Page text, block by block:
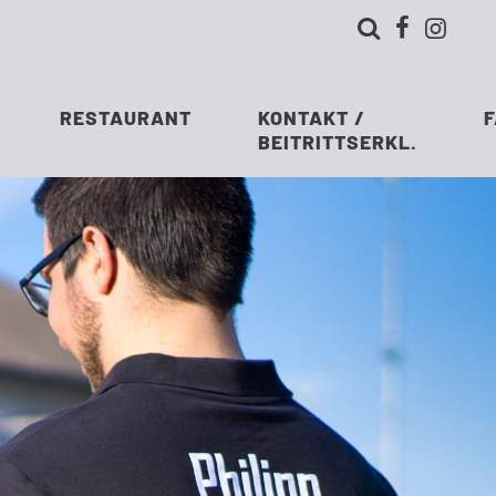
  
RESTAURANT
KONTAKT /
BEITRITTSERKL.